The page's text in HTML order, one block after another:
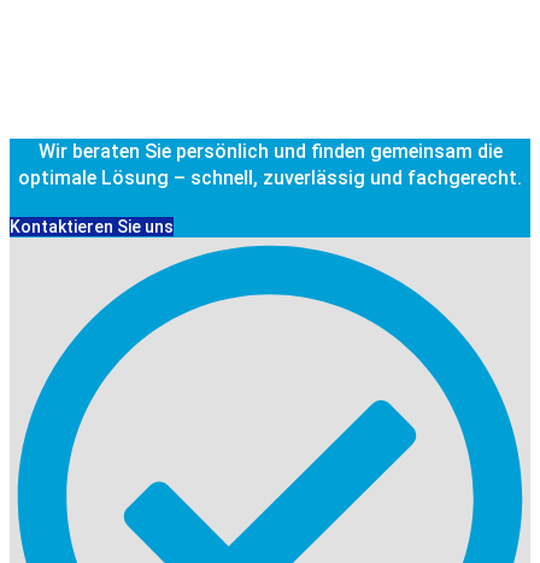
Wir beraten Sie persönlich und finden gemeinsam die
optimale Lösung – schnell, zuverlässig und fachgerecht.
Kontaktieren Sie uns